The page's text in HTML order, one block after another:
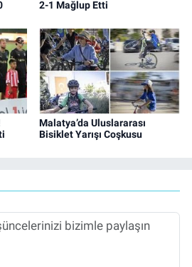
2-1 Mağlup Etti
Malatya’da Uluslararası
Bisiklet Yarışı Coşkusu